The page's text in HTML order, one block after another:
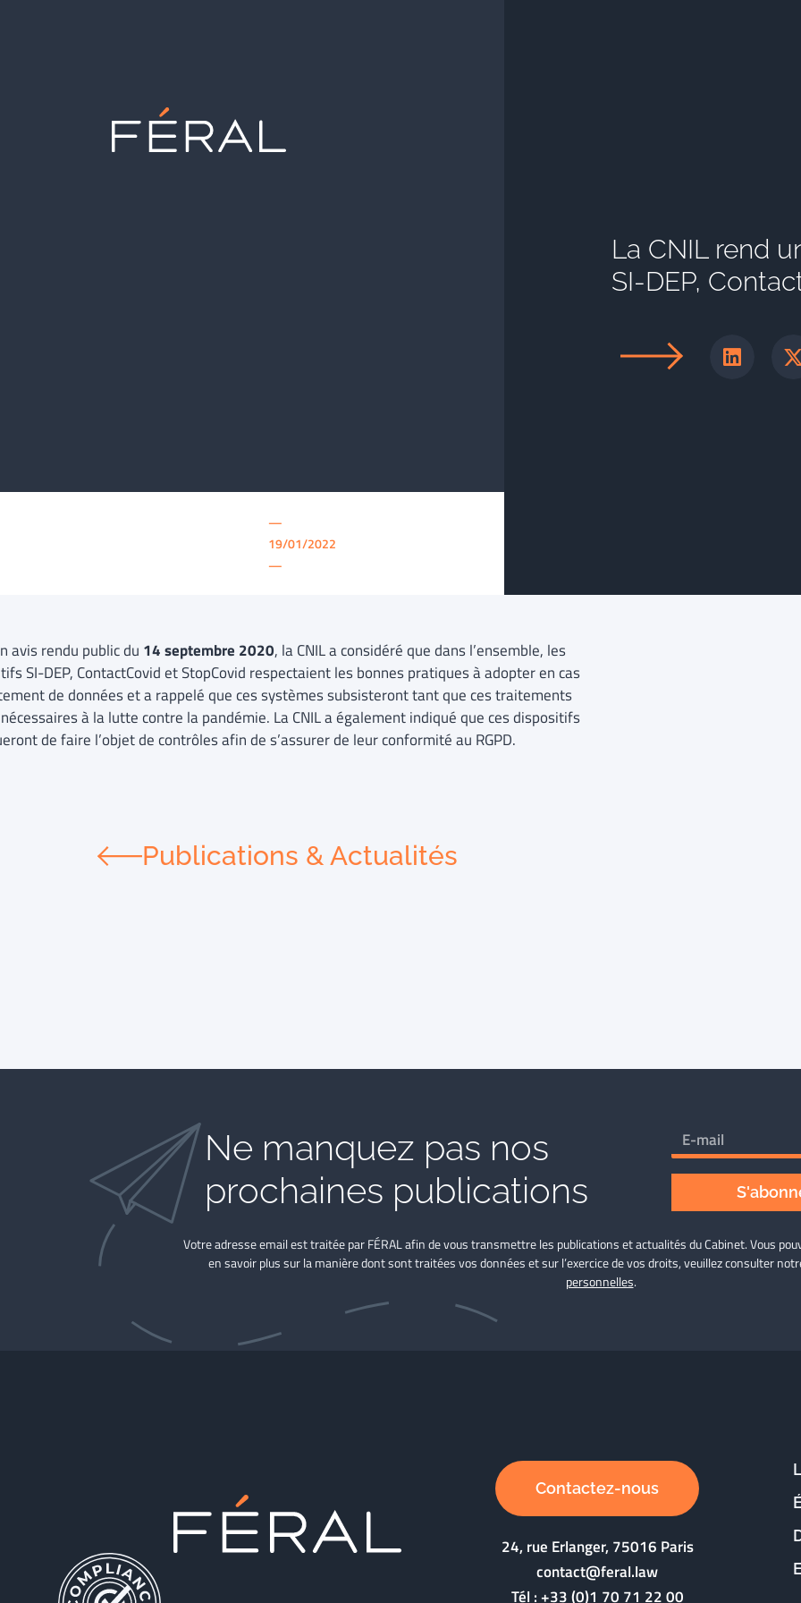
—
19/01/2022
—
La CNIL rend
SI-DEP,
avis rendu public du 14 septembre 2020, la CNIL a considéré que dans l’ensemble, les
SI-DEP, ContactCovid et StopCovid respectaient les bonnes pratiques à adopter en cas
de données et a rappelé que ces systèmes subsisteront tant que ces traitements
à la lutte contre la pandémie. La CNIL a également indiqué que ces dispositifs
de faire l’objet de contrôles afin de s’assurer de leur conformité au RGPD.
Publications & Actualités
Ne manquez pas nos
prochaines publications
Votre adresse email est traitée par FÉRAL afin de vous transmettre les publications et actualités du Cabinet. Vous
en savoir plus sur la manière dont sont traitées vos données et sur l’exercice de vos droits, veuillez consulter
personnelles.
Contactez-nous
24, rue Erlanger, 75016 Paris
contact@feral.law
Tél :+33 (0)1 70 71 22 00